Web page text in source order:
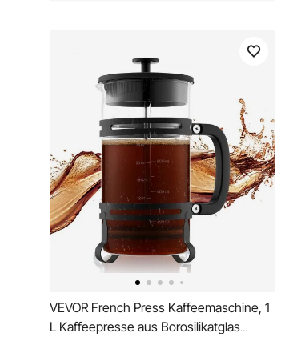
VEVOR French Press Kaffeemaschine, 1
L Kaffeepresse aus Borosilikatglas